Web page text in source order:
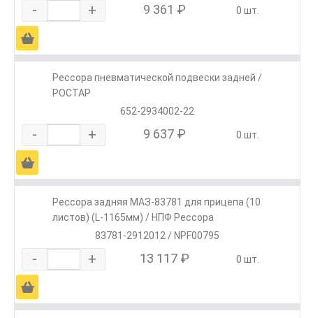
- + 9 361 ₽ 0 шт.
Ä
Рессора пневматической подвески задней /
РОСТАР
652-2934002-22
- + 9 637 ₽ 0 шт.
Ä
Рессора задняя МАЗ-83781 для прицепа (10
листов) (L-1165мм) / НПФ Рессора
83781-2912012 / NPF00795
- + 13 117 ₽ 0 шт.
Ä